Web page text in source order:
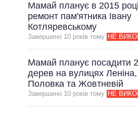
Мамай планує в 2015
ремонт пам'ятника Івану
Котляревському
Завершено 10 рокiв тому НЕ
Мамай планує посадити
дерев на вулицях Леніна,
Половка та Жовтневій
Завершено 10 рокiв тому НЕ